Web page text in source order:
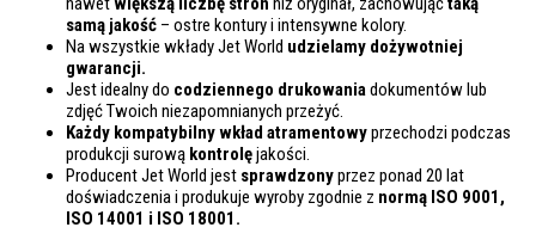
samą jakość – ostre kontury i intensywne kolory.
Na wszystkie wkłady Jet World udzielamy dożywotniej
gwarancji.
Jest idealny do codziennego drukowaniadokumentów lub
zdjęć Twoich niezapomnianych przeżyć.
Każdy kompatybilny wkład atramentowyprzechodzi podczas
produkcji surową kontrolęjakości.
Producent Jet World jest sprawdzonyprzez ponad 20 lat
doświadczenia i produkuje wyroby zgodnie z normą ISO 9001,
ISO 14001 i ISO 18001.